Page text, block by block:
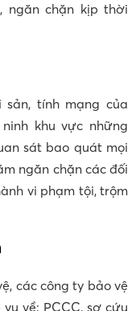
ngăn chặn kịp thời
tính mạng của
khu vực những
sát bao quát mọi
ngăn chặn các đối
vi phạm tội, trộm
các công ty bảo vệ
về: PCCC, sơ cứu